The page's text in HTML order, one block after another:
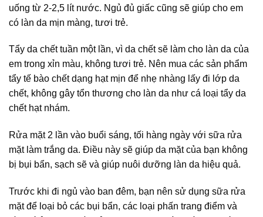
uống từ 2-2,5 lít nước. Ngủ đủ giấc cũng sẽ giúp cho em
có làn da mịn màng, tươi trẻ.
Tẩy da chết tuần một lần, vì da chết sẽ làm cho làn da của
em trong xỉn màu, không tươi trẻ. Nên mua các sản phẩm
tẩy tế bào chết dạng hạt mịn để nhẹ nhàng lấy đi lớp da
chết, không gây tổn thương cho làn da như cá loại tẩy da
chết hạt nhám.
Rửa mặt 2 lần vào buổi sáng, tối hàng ngày với sữa rửa
mặt làm trắng da. Điều này sẽ giúp da mặt của bạn không
bị bụi bẩn, sạch sẽ và giúp nuôi dưỡng làn da hiệu quả.
Trước khi đi ngủ vào ban đêm, bạn nên sử dụng sữa rửa
mặt để loại bỏ các bụi bẩn, các loại phấn trang điểm và